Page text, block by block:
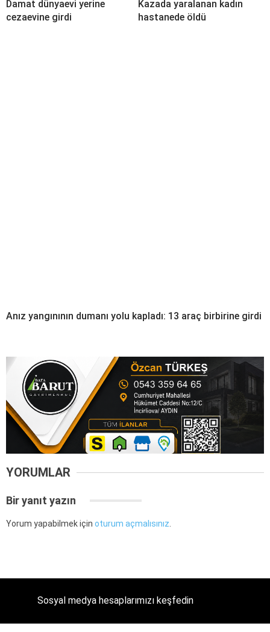
Damat dünyaevi yerine
cezaevine girdi
Kazada yaralanan kadın
hastanede öldü
Anız yangınının dumanı yolu kapladı: 13 araç birbirine girdi
YORUMLAR
Bir yanıt yazın
Yorum yapabilmek için oturum açmalısınız.
Sosyal medya hesaplarımızı keşfedin